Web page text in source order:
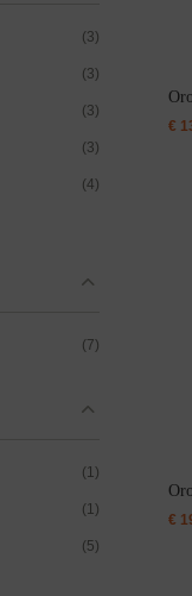
(3)
(3)
(3)
(3)
(4)
(7)
(1)
(1)
(5)
€
€